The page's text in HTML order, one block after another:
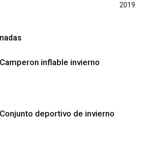
2019
Camperon inflable invierno
Conjunto deportivo de invierno